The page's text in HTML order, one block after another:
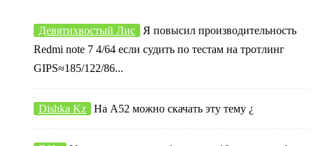
Девятихвостый Лис
Я повысил производительность
Redmi note 7 4/64 если судить по тестам на тротлинг
GIPS≈185/122/86...
Dishka Kz На А52 можно скачать эту тему ¿